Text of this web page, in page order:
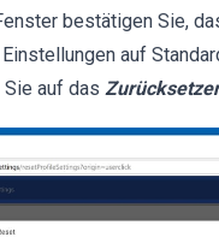
bestätigen Sie,
auf
auf das